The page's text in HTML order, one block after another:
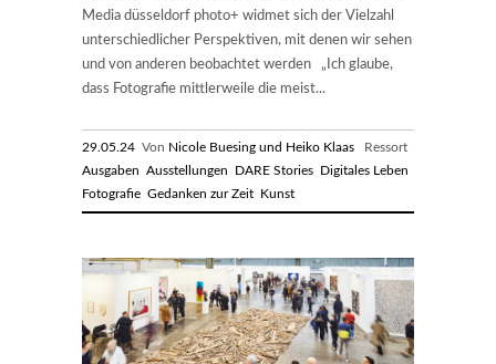
Media düsseldorf photo+ widmet sich der Vielzahl
unterschiedlicher Perspektiven, mit denen wir sehen
und von anderen beobachtet werden „Ich glaube,
dass Fotografie mittlerweile die meist...
29.05.24 Von Nicole Buesing und Heiko Klaas Ressort
Ausgaben Ausstellungen DARE Stories Digitales Leben
Fotografie Gedanken zur Zeit Kunst